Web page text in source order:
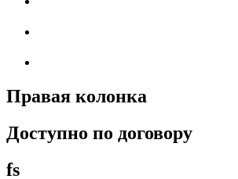
Правая колонка
Доступно по договору
fs